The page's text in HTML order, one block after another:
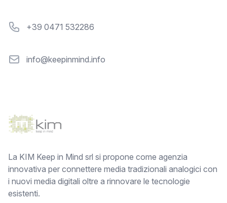
+39 0471 532286
info@keepinmind.info
La KIM Keep in Mind srl si propone come agenzia
innovativa per connettere media tradizionali analogici con
i nuovi media digitali oltre a rinnovare le tecnologie
esistenti.